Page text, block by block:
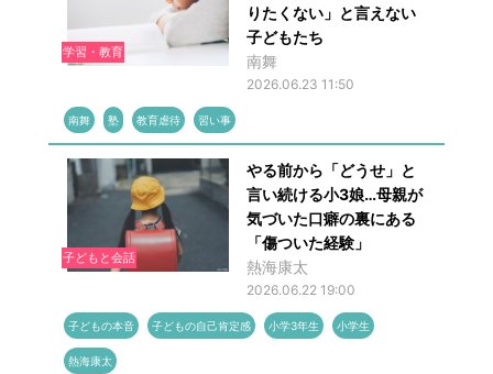
学習・教育
りたくない」と言えない
子どもたち
南舞
2026.06.23 11:50
南舞 塾 教育虐待 習い事
子どもと会話
やる前から「どうせ」と
言い続ける小3娘…母親が
気づいた口癖の裏にある
「傷ついた経験」
熱海康太
2026.06.22 19:00
子どもの本音 子どもの自己肯定感 小学3年生 小学生
熱海康太